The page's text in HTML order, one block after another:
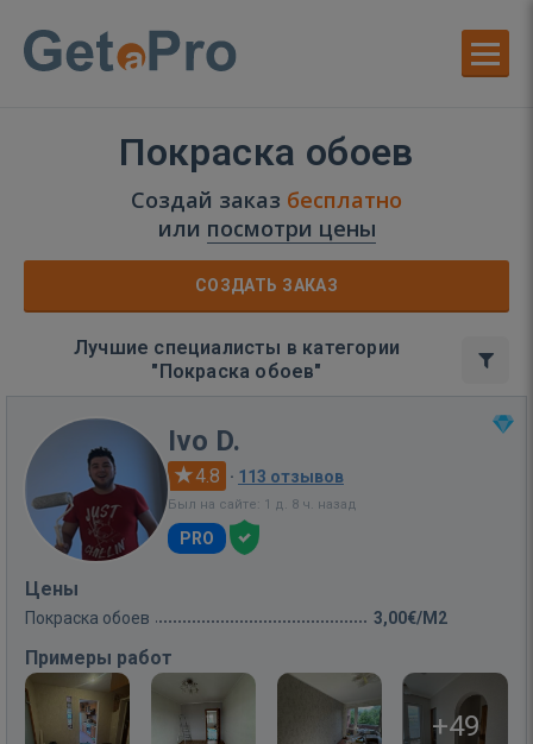
Покраска обоев
Создай заказ бесплатно
или посмотри цены
СОЗДАТЬ ЗАКАЗ
Лучшие специалисты в категории
"Покраска обоев"
Ivo D.
4.8 · 113 отзывов
Был на сайте: 1 д. 8 ч. назад
PRO
Цены
Покраска обоев 3,00€/M2
Примеры работ
+49